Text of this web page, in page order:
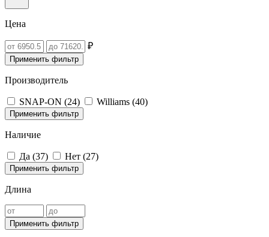
Цена
₽
Применить фильтр
Производитель
SNAP-ON (24) Williams (40)
Применить фильтр
Наличие
Да (37) Нет (27)
Применить фильтр
Длина
Применить фильтр